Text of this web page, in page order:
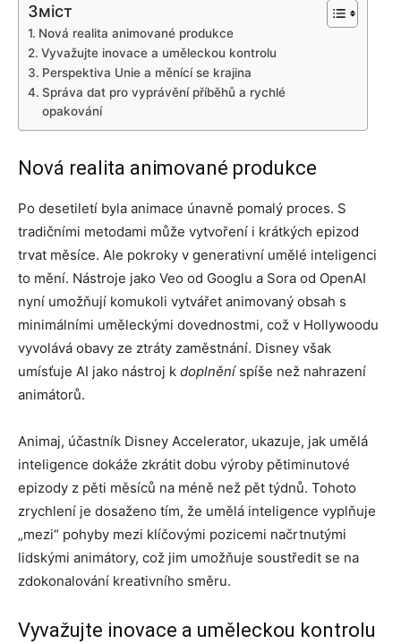
Зміст
Nová realita animované produkce
Vyvažujte inovace a uměleckou kontrolu
Perspektiva Unie a měnící se krajina
Správa dat pro vyprávění příběhů a rychlé
opakování
Nová realita animované produkce
Po desetiletí byla animace únavně pomalý proces. S
tradičními metodami může vytvoření i krátkých epizod
trvat měsíce. Ale pokroky v generativní umělé inteligenci
to mění. Nástroje jako Veo od Googlu a Sora od OpenAI
nyní umožňují komukoli vytvářet animovaný obsah s
minimálními uměleckými dovednostmi, což v Hollywoodu
vyvolává obavy ze ztráty zaměstnání. Disney však
umísťuje AI jako nástroj k doplněníspíše než nahrazení
animátorů.
Animaj, účastník Disney Accelerator, ukazuje, jak umělá
inteligence dokáže zkrátit dobu výroby pětiminutové
epizody z pěti měsíců na méně než pět týdnů. Tohoto
zrychlení je dosaženo tím, že umělá inteligence vyplňuje
„mezi“ pohyby mezi klíčovými pozicemi načrtnutými
lidskými animátory, což jim umožňuje soustředit se na
zdokonalování kreativního směru.
Vyvažujte inovace a uměleckou kontrolu